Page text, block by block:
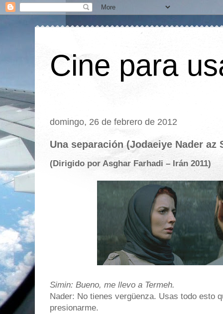
Cine para
domingo, 26 de febrero de 2012
Una separación (Jodaeiye Nader az
(Dirigido por Asghar Farhadi – Irán 2011)
Simin: Bueno, me llevo a Termeh.
Nader: No tienes vergüenza. Usas todo esto
presionarme.